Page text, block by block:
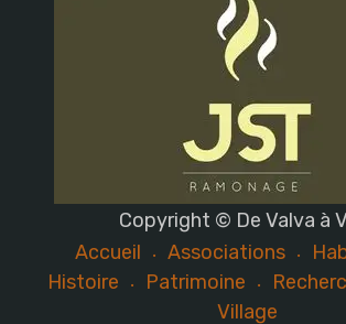
Copyright © De Valva à
Accueil
Associations
Histoire
Patrimoine
Village